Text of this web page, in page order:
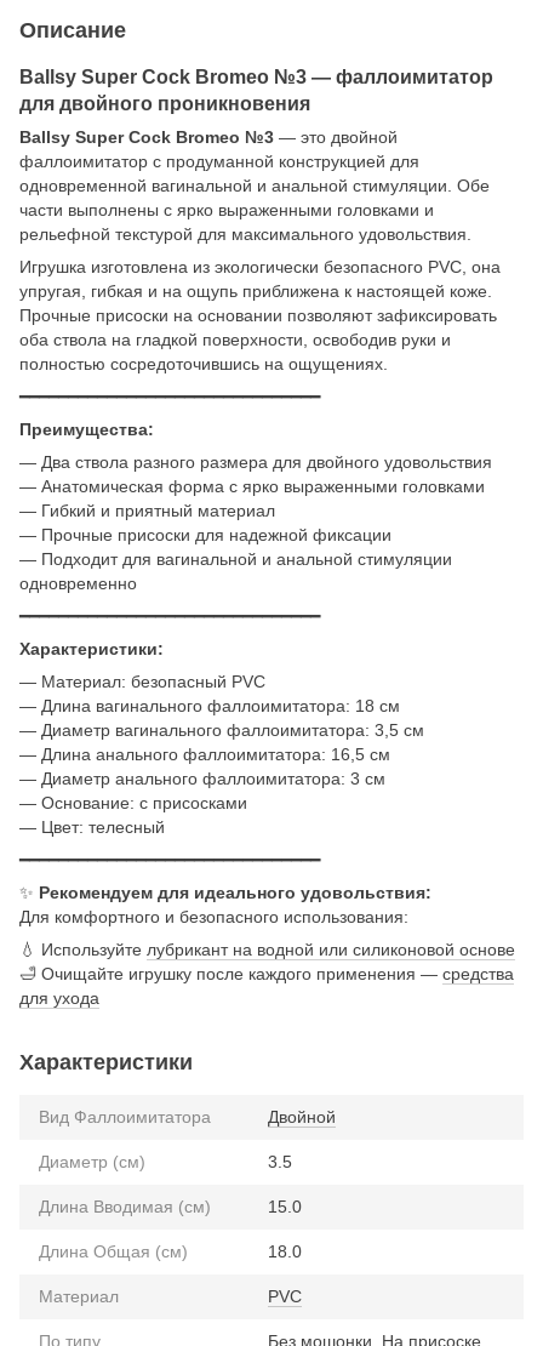
Описание
Ballsy Super Cock Bromeo №3 — фаллоимитатор
для двойного проникновения
Ballsy Super Cock Bromeo №3 — это двойной
фаллоимитатор с продуманной конструкцией для
одновременной вагинальной и анальной стимуляции. Обе
части выполнены с ярко выраженными головками и
рельефной текстурой для максимального удовольствия.
Игрушка изготовлена из экологически безопасного PVC, она
упругая, гибкая и на ощупь приближена к настоящей коже.
Прочные присоски на основании позволяют зафиксировать
оба ствола на гладкой поверхности, освободив руки и
полностью сосредоточившись на ощущениях.
━━━━━━━━━━━━━━━━━━━━━━━━━━━━━━━
Преимущества:
— Два ствола разного размера для двойного удовольствия
— Анатомическая форма с ярко выраженными головками
— Гибкий и приятный материал
— Прочные присоски для надежной фиксации
— Подходит для вагинальной и анальной стимуляции
одновременно
━━━━━━━━━━━━━━━━━━━━━━━━━━━━━━━
Характеристики:
— Материал: безопасный PVC
— Длина вагинального фаллоимитатора: 18 см
— Диаметр вагинального фаллоимитатора: 3,5 см
— Длина анального фаллоимитатора: 16,5 см
— Диаметр анального фаллоимитатора: 3 см
— Основание: с присосками
— Цвет: телесный
━━━━━━━━━━━━━━━━━━━━━━━━━━━━━━━
✨ Рекомендуем для идеального удовольствия:
Для комфортного и безопасного использования:
💧 Используйте лубрикант на водной или силиконовой основе
🛁 Очищайте игрушку после каждого применения — средства
для ухода
Характеристики
Вид Фаллоимитатора Двойной
Диаметр (см) 3.5
Длина Вводимая (см) 15.0
Длина Общая (см) 18.0
Материал PVC
По типу Без мошонки На присоске